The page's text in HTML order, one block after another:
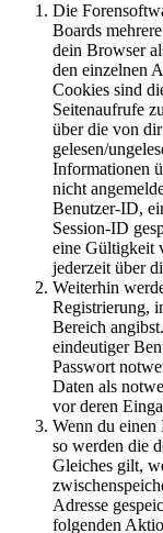
Die
Boards
dein Browser
den einzelnen
Cookies sind
Seitenaufrufe
über die von
gelesen/
Informationen
nicht
Benutzer-ID,
Session-ID
eine Gültigkeit
jederzeit über
Weiterhin
Registrierung,
Bereich
eindeutiger
Passwort
Daten als
vor deren
Wenn du einen
so werden die
Gleiches gilt,
Adresse
folgenden